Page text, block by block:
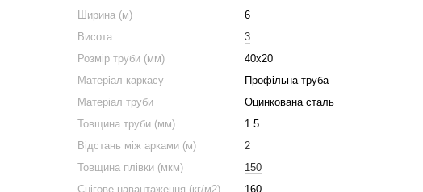
Ширина (м)
6
Висота
3
Розмір труби (мм)
40x20
Матеріал каркасу
Профільна труба
Матеріал труби
Оцинкована сталь
Товщина труби (мм)
1.5
Відстань між арками (м)
2
Товщина плівки (мкм)
150
Снігове навантаження (кг/м2)
160